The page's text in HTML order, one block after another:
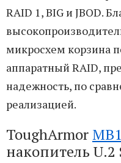
RAID 1, BIG и JBOD.
микросхем корзина
аппаратный RAID,
надежность, по
реализацией.
ToughArmor
накопитель U.2